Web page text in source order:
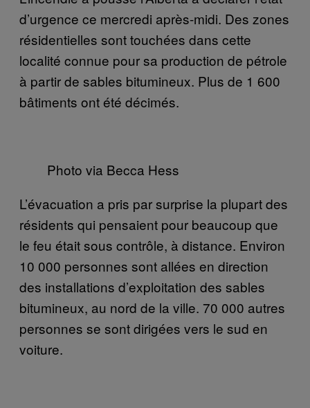
d’urgence ce mercredi après-midi. Des zones
résidentielles sont touchées dans cette
localité connue pour sa production de pétrole
à partir de sables bitumineux. Plus de 1 600
bâtiments ont été décimés.
Photo via Becca Hess
L’évacuation a pris par surprise la plupart des
résidents qui pensaient pour beaucoup que
le feu était sous contrôle, à distance. Environ
10 000 personnes sont allées en direction
des installations d’exploitation des sables
bitumineux, au nord de la ville. 70 000 autres
personnes se sont dirigées vers le sud en
voiture.